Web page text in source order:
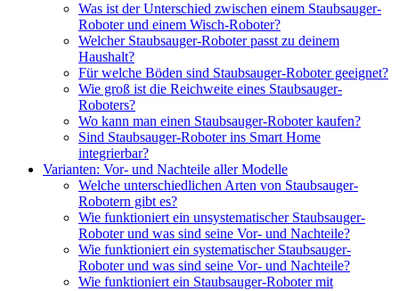
Was ist der Unterschied zwischen einem Staubsauger-
Roboter und einem Wisch-Roboter?
Welcher Staubsauger-Roboter passt zu deinem
Haushalt?
Für welche Böden sind Staubsauger-Roboter geeignet?
Wie groß ist die Reichweite eines Staubsauger-
Roboters?
Wo kann man einen Staubsauger-Roboter kaufen?
Sind Staubsauger-Roboter ins Smart Home
integrierbar?
Varianten: Vor- und Nachteile aller Modelle
Welche unterschiedlichen Arten von Staubsauger-
Robotern gibt es?
Wie funktioniert ein unsystematischer Staubsauger-
Roboter und was sind seine Vor- und Nachteile?
Wie funktioniert ein systematischer Staubsauger-
Roboter und was sind seine Vor- und Nachteile?
Wie funktioniert ein Staubsauger-Roboter mit